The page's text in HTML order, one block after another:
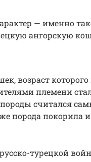
— именно
ангорскую
возраст
племени
считался
порода покорила
турецкой